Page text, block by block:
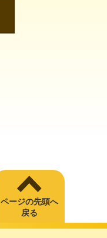
ページの先頭へ
戻る